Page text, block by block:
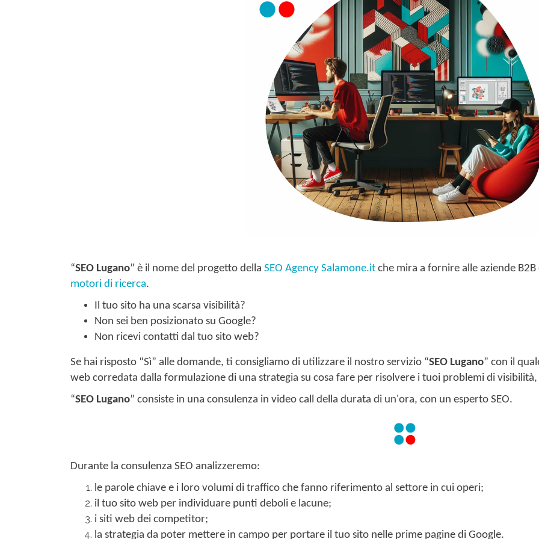
“SEO Lugano” è il nome del progetto della SEO Agency Salamone.it che mira a fornire alle aziende
motori di ricerca.
Il tuo sito ha una scarsa visibilità?
Non sei ben posizionato su Google?
Non ricevi contatti dal tuo sito web?
Se hai risposto “Sì” alle domande, ti consigliamo di utilizzare il nostro servizio “SEO Lugano” con il
web corredata dalla formulazione di una strategia su cosa fare per risolvere i tuoi problemi di
“SEO Lugano” consiste in una consulenza in video call della durata di un'ora, con un esperto SEO.
Durante la consulenza SEO analizzeremo:
le parole chiave e i loro volumi di traffico che fanno riferimento al settore in cui operi;
il tuo sito web per individuare punti deboli e lacune;
i siti web dei competitor;
la strategia da poter mettere in campo per portare il tuo sito nelle prime pagine di Google.